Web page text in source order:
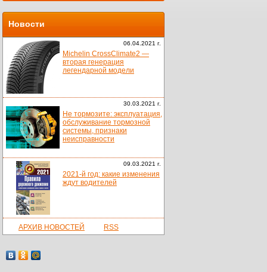
Новости
06.04.2021 г.
Michelin CrossClimate2 —
вторая генерация
легендарной модели
30.03.2021 г.
Не тормозите: эксплуатация,
обслуживание тормозной
системы, признаки
неисправности
09.03.2021 г.
2021-й год: какие изменения
ждут водителей
АРХИВ НОВОСТЕЙ RSS